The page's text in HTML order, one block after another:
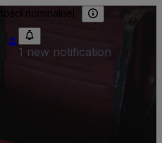
nominalnej.
1 new notification